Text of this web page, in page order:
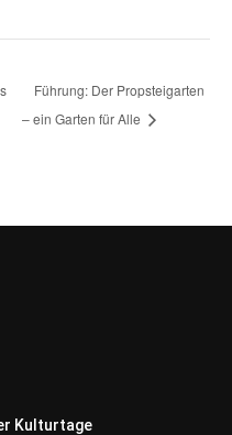
Führung: Der Propsteigarten
– ein Garten für Alle
Kulturtage